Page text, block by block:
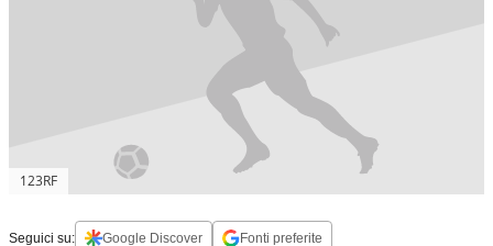
123RF
Seguici su: Google Discover Fonti preferite